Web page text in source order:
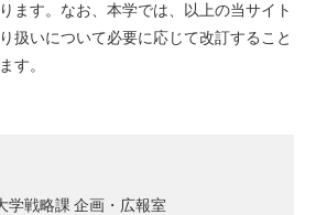
ます。なお、本学では、以上の当サイト
扱いについて必要に応じて改訂すること
す。
学戦略課 企画・広報室